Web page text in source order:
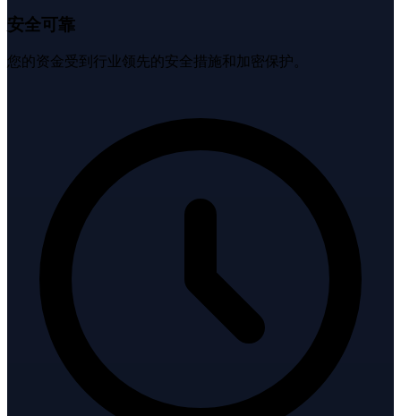
安全可靠
您的资金受到行业领先的安全措施和加密保护。